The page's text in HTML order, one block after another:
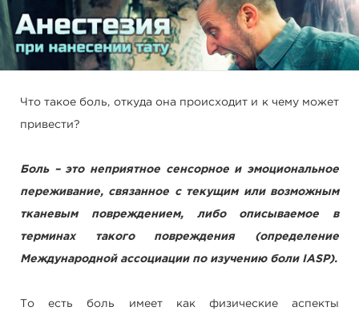
Что такое боль, откуда она происходит и к чему может
привести?
Боль – это неприятное сенсорное и эмоциональное
переживание, связанное с текущим или возможным
тканевым повреждением, либо описываемое в
терминах такого повреждения (определение
Международной ассоциации по изучению боли IASP).
То есть боль имеет как физические аспекты